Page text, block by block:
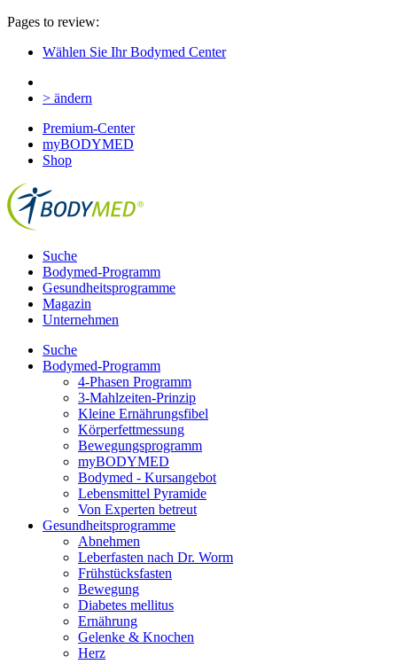
Pages to review:
Wählen Sie Ihr Bodymed Center
> ändern
Premium-Center
myBODYMED
Shop
Suche
Bodymed-Programm
Gesundheitsprogramme
Magazin
Unternehmen
Suche
Bodymed-Programm
4-Phasen Programm
3-Mahlzeiten-Prinzip
Kleine Ernährungsfibel
Körperfettmessung
Bewegungsprogramm
myBODYMED
Bodymed - Kursangebot
Lebensmittel Pyramide
Von Experten betreut
Gesundheitsprogramme
Abnehmen
Leberfasten nach Dr. Worm
Frühstücksfasten
Bewegung
Diabetes mellitus
Ernährung
Gelenke & Knochen
Herz